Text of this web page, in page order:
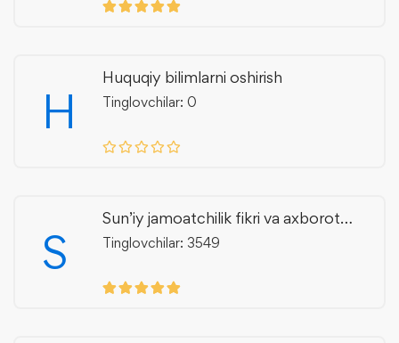
H
Huquqiy bilimlarni oshirish
Tinglovchilar: 0
S
Sun’iy jamoatchilik fikri va axborot
manipulyatsiyasi
Tinglovchilar: 3549